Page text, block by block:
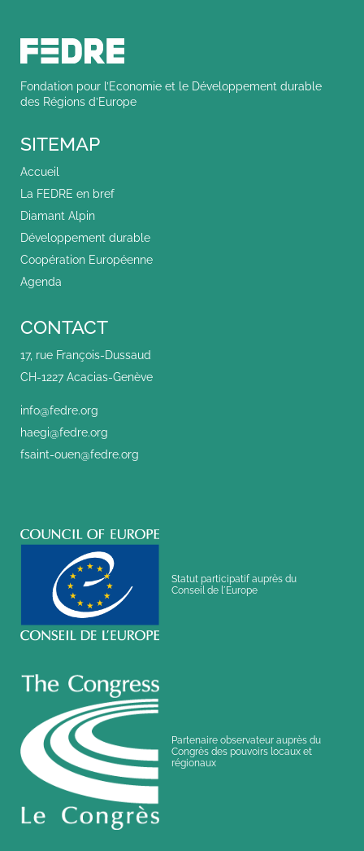
Fondation pour l’Economie et le Développement durable
des Régions d’Europe
SITEMAP
Accueil
La FEDRE en bref
Diamant Alpin
Développement durable
Coopération Européenne
Agenda
CONTACT
17, rue François-Dussaud
CH-1227 Acacias-Genève
info@fedre.org
haegi@fedre.org
fsaint-ouen@fedre.org
Statut participatif auprès du
Conseil de l´Europe
Partenaire observateur auprès du
Congrès des pouvoirs locaux et
régionaux